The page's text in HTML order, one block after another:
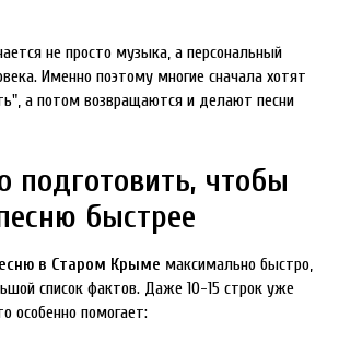
не просто музыка, а персональный
Именно поэтому многие сначала хотят
а потом возвращаются и делают песни
подготовить, чтобы
быстрее
в Старом Крыме максимально быстро,
список фактов. Даже 10-15 строк уже
особенно помогает: